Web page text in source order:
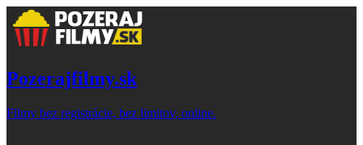
Skip
to
content
Pozerajfilmy.sk
Filmy bez registrácie, bez limitov, online.